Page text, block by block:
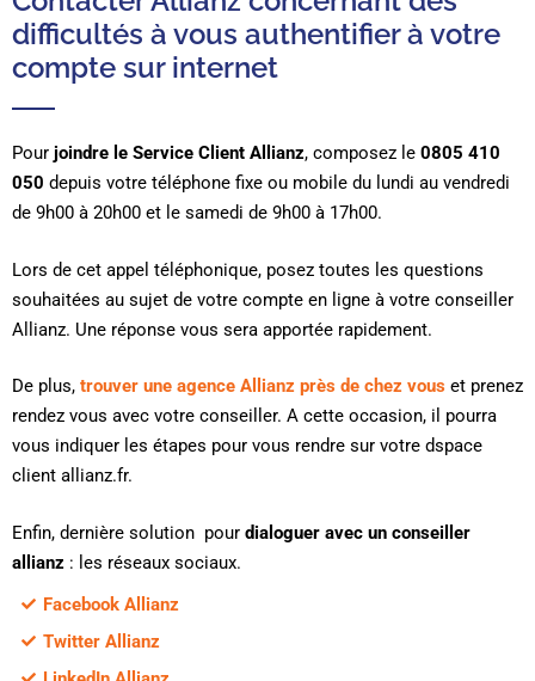
difficultés à vous authentifier à votre
compte sur internet
Pour joindre le Service Client Allianz, composez le 0805 410
050 depuis votre téléphone fixe ou mobile du lundi au vendredi
de 9h00 à 20h00 et le samedi de 9h00 à 17h00.
Lors de cet appel téléphonique, posez toutes les questions
souhaitées au sujet de votre compte en ligne à votre conseiller
Allianz. Une réponse vous sera apportée rapidement.
De plus, trouver une agence Allianz près de chez vous et prenez
rendez vous avec votre conseiller. A cette occasion, il pourra
vous indiquer les étapes pour vous rendre sur votre dspace
client allianz.fr.
Enfin, dernière solution pour dialoguer avec un conseiller
allianz : les réseaux sociaux.
Facebook Allianz
Twitter Allianz